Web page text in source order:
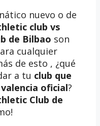
nuevo o de
club vs
de Bilbao son
cualquier
de esto , ¿qué
a tu club que
oficial?
Club de